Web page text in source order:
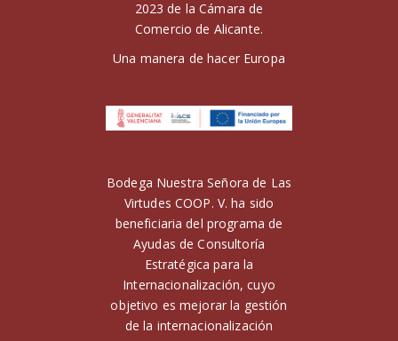
2023 de la Cámara de
Comercio de Alicante.
Una manera de hacer Europa
Bodega Nuestra Señora de Las
Virtudes COOP. V. ha sido
beneficiaria del programa de
Ayudas de Consultoría
Estratégica para la
Internacionalización, cuyo
objetivo es mejorar la gestión
de la internacionalización